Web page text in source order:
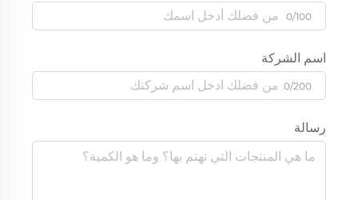
0/100
اسم الشركة
0/200
رسالة